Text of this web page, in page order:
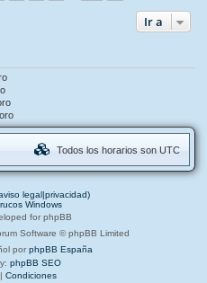
Ir a
Todos los horarios son UTC
legal|privacidad)
Windows
for phpBB
Software © phpBB Limited
por phpBB España
phpBB SEO
| Condiciones